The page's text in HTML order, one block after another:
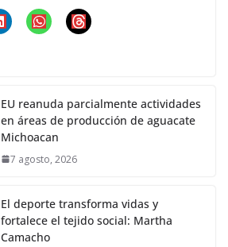
EU reanuda parcialmente actividades
en áreas de producción de aguacate
Michoacan
7 agosto, 2026
El deporte transforma vidas y
fortalece el tejido social: Martha
Camacho